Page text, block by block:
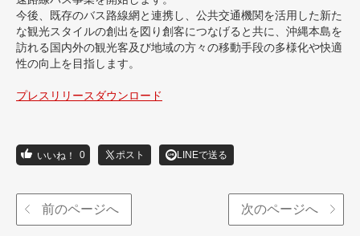
今後、既存のバス路線網と連携し、公共交通機関を活用した新た
な観光スタイルの創出を図り創客につなげると共に、沖縄本島を
訪れる国内外の観光客及び地域の方々の移動手段の多様化や快適
性の向上を目指します。
プレスリリースダウンロード
0 ポスト LINEで送る
前のページへ 次のページへ